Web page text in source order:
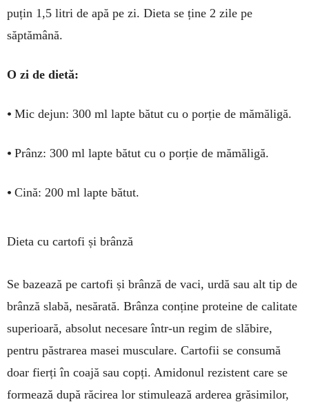
puțin 1,5 litri de apă pe zi. Dieta se ține 2 zile pe
săptămână.
O zi de dietă:
• Mic dejun: 300 ml lapte bătut cu o porție de mă­măligă.
• Prânz: 300 ml lapte bătut cu o porție de mă­mă­ligă.
• Cină: 200 ml lapte bătut.
Dieta cu cartofi și brânză
Se bazează pe cartofi și brânză de vaci, urdă sau alt tip de
brânză slabă, nesărată. Brânza conține proteine de calitate
superioară, absolut necesare într-un regim de slăbire,
pentru păstrarea masei musculare. Cartofii se consumă
doar fierți în coajă sau copți. Amidonul rezistent care se
formează după răcirea lor stimulează arderea grăsimilor,